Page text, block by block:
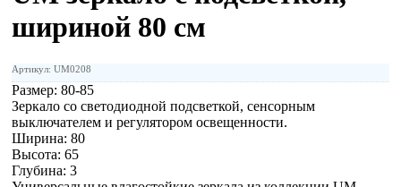
шириной 80 см
Артикул: UM0208
Размер: 80-85
Зеркало со светодиодной подсветкой, сенсорным
выключателем и регулятором освещенности.
Ширина: 80
Высота: 65
Глубина: 3